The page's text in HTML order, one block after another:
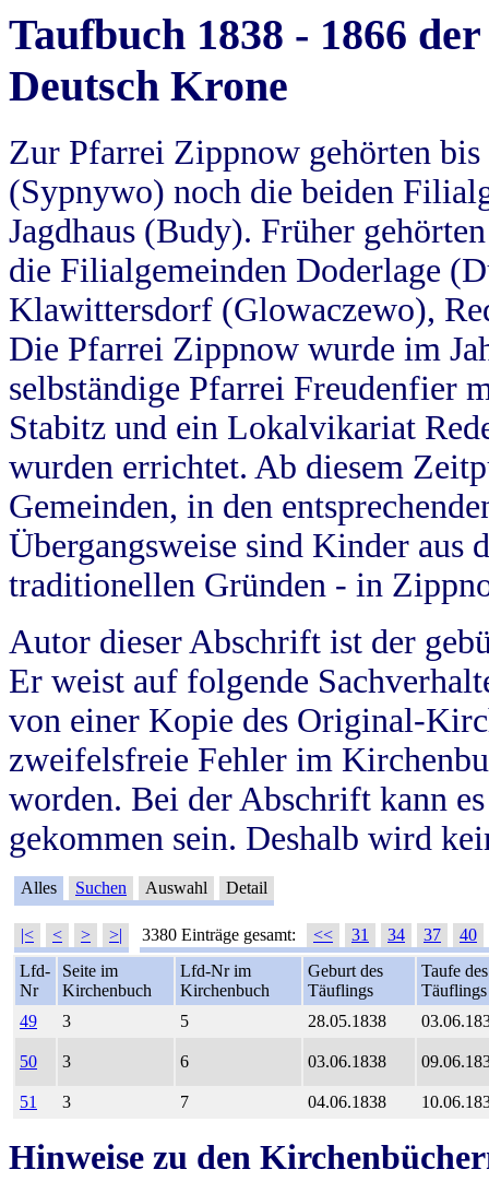
Taufbuch 1838 - 1866
Deutsch Krone
Zur Pfarrei Zippnow gehörten
(Sypnywo) noch die beiden
Jagdhaus (Budy). Früher
die Filialgemeinden Doderlage
Klawittersdorf (Glowaczewo),
Die Pfarrei Zippnow wurde im
selbständige Pfarrei Freudenfier
Stabitz und ein Lokalvikariat
wurden errichtet. Ab diesem
Gemeinden, in den
Übergangsweise sind Kinder aus
traditionellen Gründen - in
Autor dieser Abschrift ist der
Er weist auf folgende
von einer Kopie des Original-
zweifelsfreie Fehler im
worden. Bei der Abschrift kann
gekommen sein. Deshalb wird
Alles Suchen Auswahl Detail
|< < > >| 3380 Einträge gesamt: << 31 34 37
40
Lfd-
Nr
Seite im
Kirchenbuch
Lfd-Nr im
Kirchenbuch
Geburt des
Täuflings
Taufe des
Täuflings
49
3 5 28.05.1838
50 3 6 03.06.1838
51 3 7 04.06.1838
Hinweise zu den